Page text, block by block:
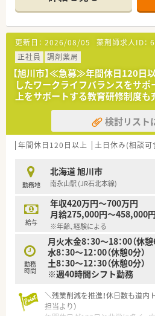
【店舗情報と応需状況について】
■JR北見駅から徒歩7分の立地
局です。
■処方せん枚数は、1日100枚程度
総合病院からの処方箋も応需して
薬剤師は常勤3名在籍しており、
■電子薬歴を完備全自動分包機や
設備も整っています。
【企業紹介】
■市内に4店舗を運営する調剤薬
け薬剤師として活躍しませんか。
■将来的に管理薬剤師として活躍
ます。
■信頼と優しさをモットーに掲げ
るかかりつけ薬局を目指している
【このような方にオススメ】
■残業が少なく、ご家族との時間
切にしたい方
■手厚い住宅補助や転居費用のサ
しい環境でチャレンジしたい方
■ブランクがあって少し不安を感
ポートを受けながらもう一度頑張
未経験、ブランクのある方もご相
合わせください！
更新日： 2026/08/05 薬剤師求人ID：
正社員
調剤薬局
【旭川市】≪急募≫年間休日120日
したワークライフバランスをサポ
上をサポートする教育研修制度も
検討リスト
年間休日120日以上 土日休み(相談可
勤務地
北海道 旭川市
南永山駅 (JR石北本線)
給与
年収420万円～700万円
月給275,000円～458,000円
※年齢、経験による
勤務
時間
月火木金8：30～18：00（休憩
水8：30～12：00（休憩0分）
土8：30～12：30（休憩0分）
※週40時間シフト勤務
＼残業削減を推進！休日数も道内
担当より）